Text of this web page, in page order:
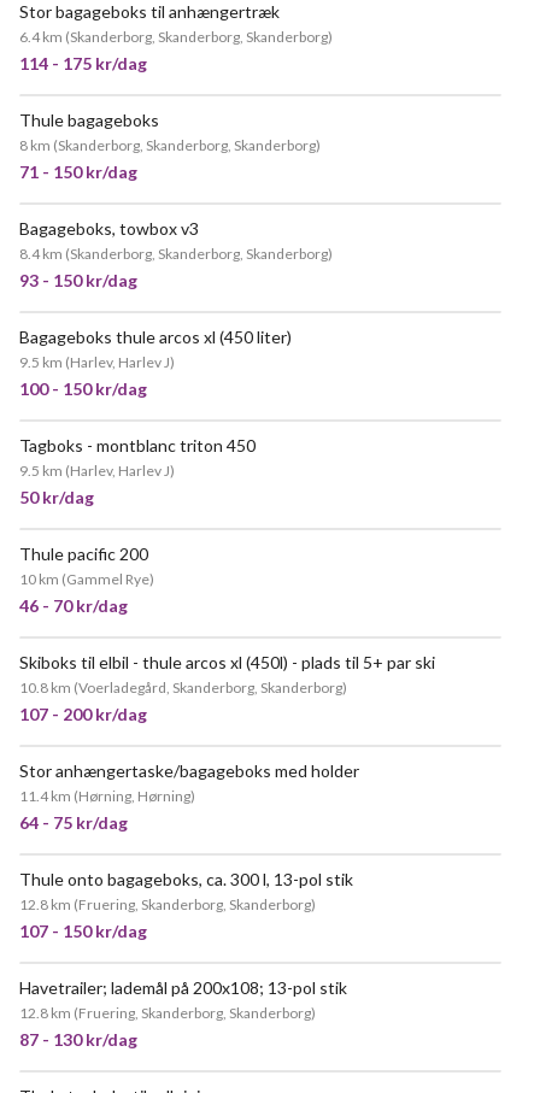
Stor bagageboks til anhængertræk
6.4 km (Skanderborg, Skanderborg, Skanderborg)
114 - 175 kr/dag
Thule bagageboks
8 km (Skanderborg, Skanderborg, Skanderborg)
71 - 150 kr/dag
Bagageboks, towbox v3
8.4 km (Skanderborg, Skanderborg, Skanderborg)
93 - 150 kr/dag
Bagageboks thule arcos xl (450 liter)
9.5 km (Harlev, Harlev J)
100 - 150 kr/dag
Tagboks - montblanc triton 450
9.5 km (Harlev, Harlev J)
50 kr/dag
Thule pacific 200
10 km (Gammel Rye)
46 - 70 kr/dag
POPULÆR
Skiboks til elbil - thule arcos xl (450l) - plads til 5+ par ski
10.8 km (Voerladegård, Skanderborg, Skanderborg)
107 - 200 kr/dag
Stor anhængertaske/bagageboks med holder
11.4 km (Hørning, Hørning)
64 - 75 kr/dag
MEGET POPULÆR
Thule onto bagageboks, ca. 300 l, 13-pol stik
12.8 km (Fruering, Skanderborg, Skanderborg)
107 - 150 kr/dag
Havetrailer; lademål på 200x108; 13-pol stik
12.8 km (Fruering, Skanderborg, Skanderborg)
87 - 130 kr/dag